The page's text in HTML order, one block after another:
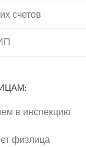
счетов
в инспекцию
физлица